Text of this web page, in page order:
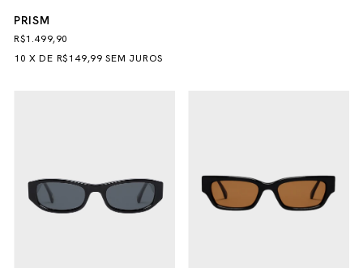
PRISM
R$1.499,90
10 XDE R$149,99 SEM JUROS